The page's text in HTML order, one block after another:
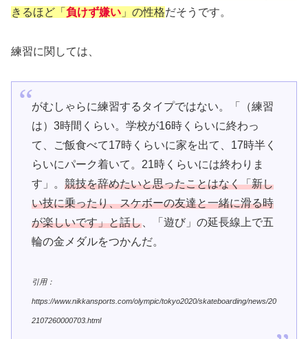
きるほど「 負けず嫌い 」の性格だそうです。
練習に関しては、
がむしゃらに練習するタイプではない。「（練習
は）3時間くらい。学校が16時くらいに終わっ
て、ご飯食べて17時くらいに家を出て、17時半く
らいにパーク着いて。21時くらいには終わりま
す」。 競技を辞めたいと思ったことはなく「新し
い技に乗ったり、スケボーの友達と一緒に滑る時
が楽しいです」と話し、「遊び」の延長線上で五
輪の金メダルをつかんだ。
引用：
https://www.nikkansports.com/olympic/tokyo2020/skateboarding/news/20
2107260000703.html